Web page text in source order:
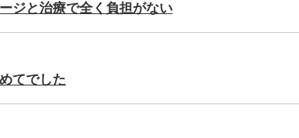
ジと治療で全く負担がない
てでした